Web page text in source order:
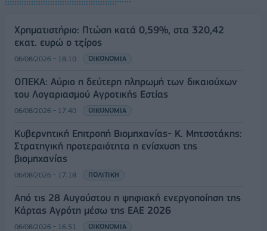
Χρηματιστήριο: Πτώση κατά 0,59%, στα 320,42
εκατ. ευρώ ο τζίρος
06/08/2026 - 18:10 ΟΙΚΟΝΟΜΙΑ
ΟΠΕΚΑ: Αύριο η δεύτερη πληρωμή των δικαιούχων
του Λογαριασμού Αγροτικής Εστίας
06/08/2026 - 17:40 ΟΙΚΟΝΟΜΙΑ
Κυβερνητική Επιτροπή Βιομηχανίας- Κ. Μητσοτάκης:
Στρατηγική προτεραιότητα η ενίσχυση της
βιομηχανίας
06/08/2026 - 17:18 ΠΟΛΙΤΙΚΗ
Από τις 28 Αυγούστου η ψηφιακή ενεργοποίηση της
Κάρτας Αγρότη μέσω της ΕΑΕ 2026
06/08/2026 - 16:51 ΟΙΚΟΝΟΜΙΑ